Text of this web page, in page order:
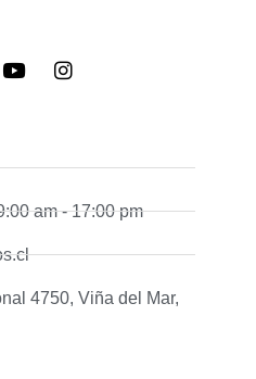
am - 17:00 pm
4750, Viña del Mar,